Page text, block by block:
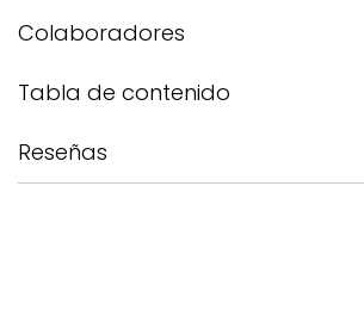
Colaboradores
Tabla de contenido
Reseñas